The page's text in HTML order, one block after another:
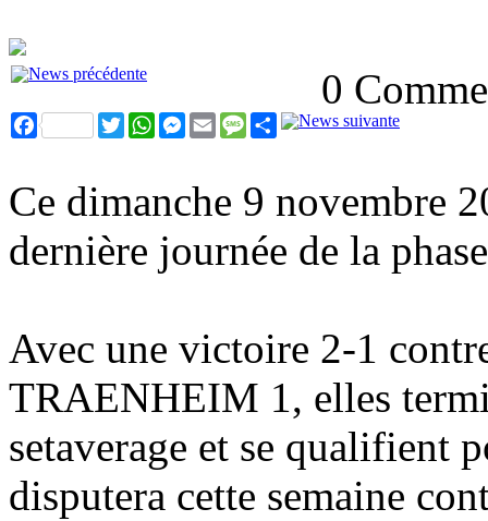
0
Facebook TwitterWhatsApp
Messenger
EmailMessagePartager
Ce dimanche 9 novembre
dernière journée de la
Avec une victoire 2-1
TRAENHEIM 1, elles
setaverage et se qualifient
disputera cette semaine